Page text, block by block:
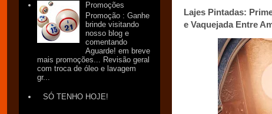
Lajes Pintadas:
e Vaquejada Entre
Promoções
Promoção : Ganhe
brinde visitando
nosso blog e
comentando
Aguarde! em breve
mais promoções... Revisão geral
com troca de óleo e lavagem
gr...
SÓ TENHO HOJE!